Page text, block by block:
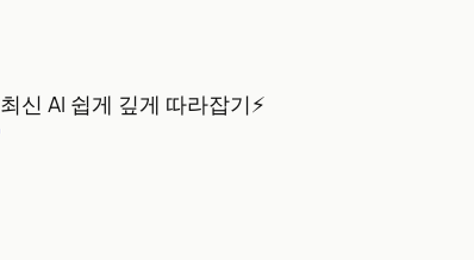
최신 AI 쉽게 깊게 따라잡기⚡